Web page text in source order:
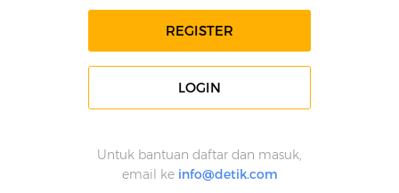
REGISTER
LOGIN
Untuk bantuan daftar dan masuk,
email ke info@detik.com